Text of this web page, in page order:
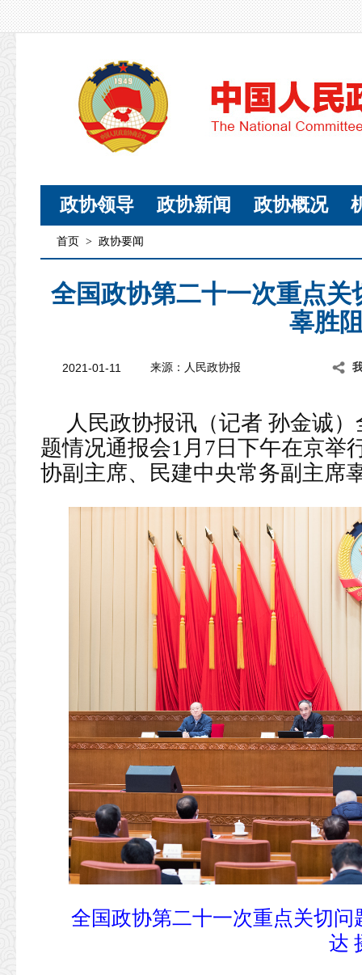
政协领导 政协新闻 政协概况
首页 > 政协要闻
全国政协第二十一次重点
辜胜
2021-01-11 来源：人民政协报
人民政协报讯（记者 孙金诚
题情况通报会1月7日下午在京举
协副主席、民建中央常务副主席
全国政协第二十一次重点关切
达